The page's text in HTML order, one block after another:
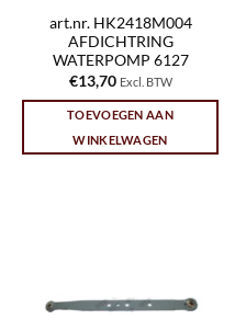
art.nr. HK2418M004
AFDICHTRING
WATERPOMP 6127
€13,70 Excl. BTW
TOEVOEGEN AAN
WINKELWAGEN